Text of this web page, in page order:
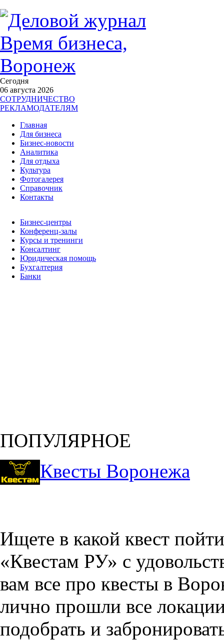
Сегодня
06 августа 2026
СОТРУДНИЧЕСТВО
РЕКЛАМОДАТЕЛЯМ
Главная
Для бизнеса
Бизнес-новости
Аналитика
Для отдыха
Культура
Фотогалерея
Справочник
Контакты
Бизнес-центры
Конференц-залы
Курсы и тренинги
Консалтинг
Юридическая помощь
Бухгалтерия
Банки
ПОПУЛЯРНОЕ
Квесты Воронежа
Ищете в какой квест
«Квестам РУ» с
вам все про квесты в
лично прошли все
подобрать и